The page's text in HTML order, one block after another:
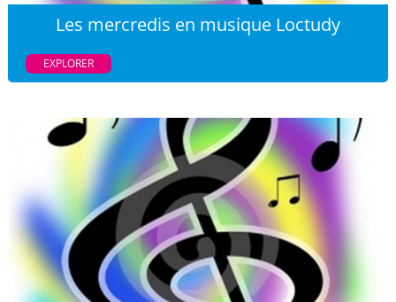
Les mercredis en musique Loctudy
EXPLORER